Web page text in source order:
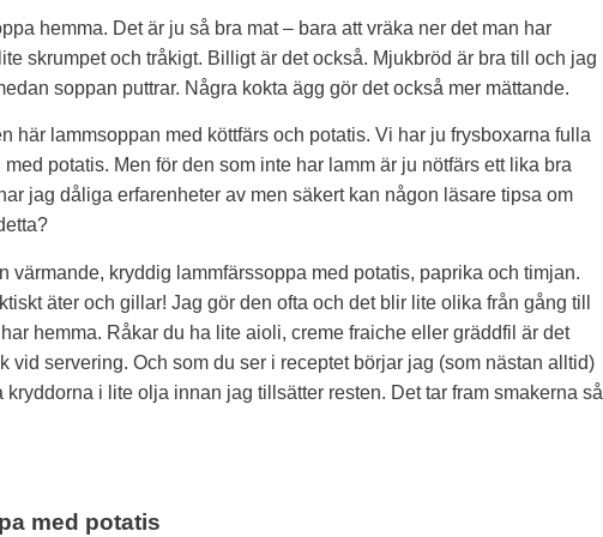
hemma. Det är ju så bra mat – bara att vräka ner det man har
skrumpet och tråkigt. Billigt är det också. Mjukbröd är bra till och jag
soppan puttrar. Några kokta ägg gör det också mer mättande.
här lammsoppan med köttfärs och potatis. Vi har ju frysboxarna fulla
potatis. Men för den som inte har lamm är ju nötfärs ett lika bra
jag dåliga erfarenheter av men säkert kan någon läsare tipsa om
värmande, kryddig lammfärssoppa med potatis, paprika och timjan.
äter och gillar! Jag gör den ofta och det blir lite olika från gång till
hemma. Råkar du ha lite aioli, creme fraiche eller gräddfil är det
vid servering. Och som du ser i receptet börjar jag (som nästan alltid)
kryddorna i lite olja innan jag tillsätter resten. Det tar fram smakerna så
med potatis